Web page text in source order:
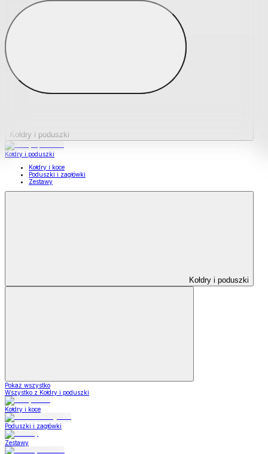
Podkładki na materace
Materace nawierzchniowe
Kołdry i poduszki
Kołdry i poduszki
Kołdry i koce
Poduszki i zagłówki
Zestawy
Kołdry i poduszki
Pokaż wszystko
Wszystko z Kołdry i poduszki
Kołdry i koce
Poduszki i zagłówki
Zestawy